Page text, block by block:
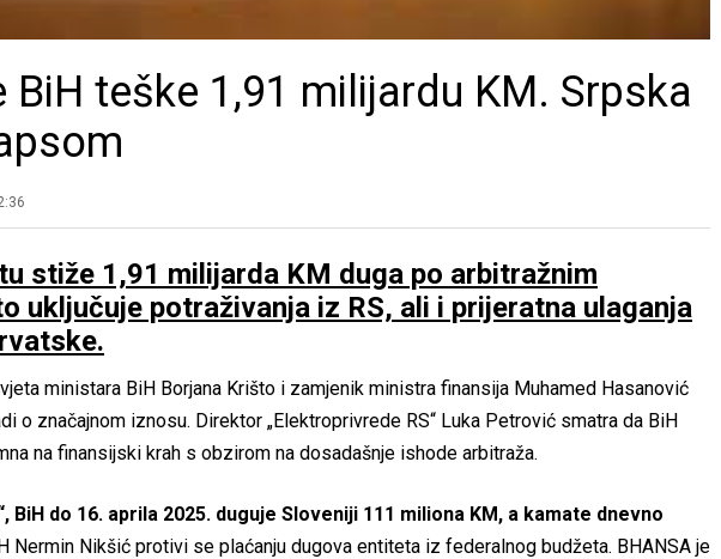
BiH teške 1,91 milijardu KM. Srpska
stiže 1,91 milijarda KM duga po arbitražnim
uključuje potraživanja iz RS, ali i prijeratna ulaganja
ministara BiH Borjana Krišto i zamjenik ministra finansija Muhamed Hasanović
o značajnom iznosu. Direktor „Elektroprivrede RS“ Luka Petrović smatra da BiH
na finansijski krah s obzirom na dosadašnje ishode arbitraža.
BiH do 16. aprila 2025. duguje Sloveniji 111 miliona KM, a kamate dnevno
Nermin Nikšić protivi se plaćanju dugova entiteta iz federalnog budžeta. BHANSA je